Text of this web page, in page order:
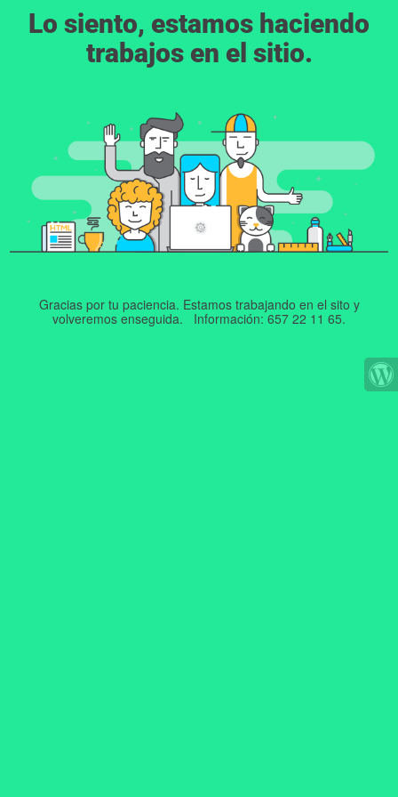
Lo siento, estamos haciendo
trabajos en el sitio.
Gracias por tu paciencia. Estamos trabajando en el sito y
volveremos enseguida. Información: 657 22 11 65.